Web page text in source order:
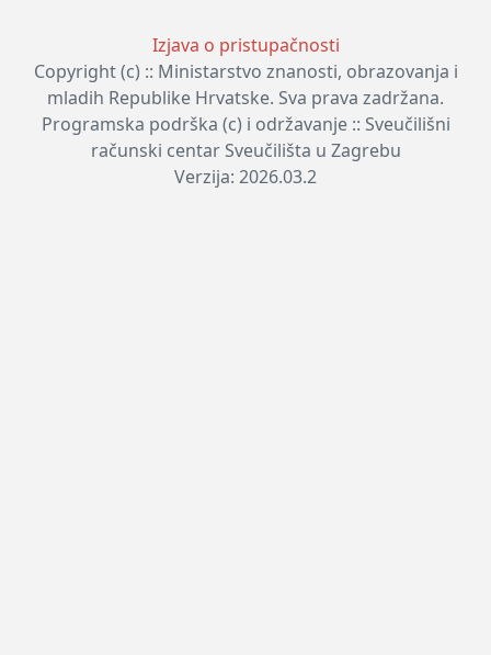
Izjava o pristupačnosti
Copyright (c) :: Ministarstvo znanosti, obrazovanja i
mladih Republike Hrvatske. Sva prava zadržana.
Programska podrška (c) i održavanje :: Sveučilišni
računski centar Sveučilišta u Zagrebu
Verzija: 2026.03.2